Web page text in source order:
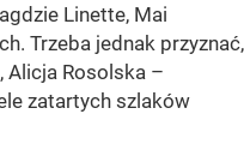
Linette, Mai
Trzeba jednak przyznać,
Alicja Rosolska –
zatartych szlaków